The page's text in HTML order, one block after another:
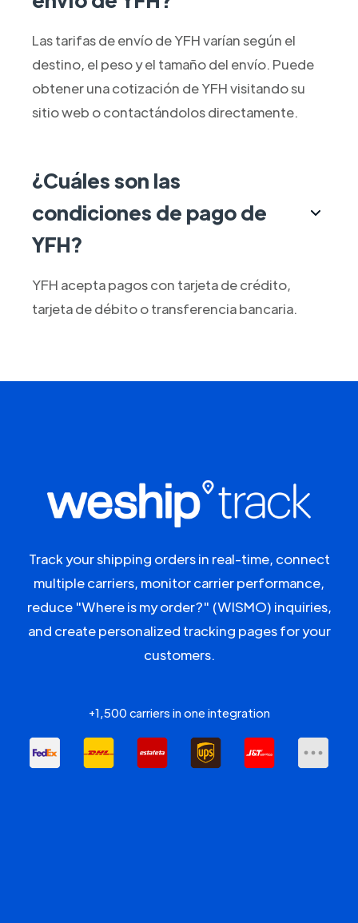
Las tarifas de envío de YFH varían según el
destino, el peso y el tamaño del envío. Puede
obtener una cotización de YFH visitando su
sitio web o contactándolos directamente.
¿Cuáles son las
condiciones de pago de
YFH?
YFH acepta pagos con tarjeta de crédito,
tarjeta de débito o transferencia bancaria.
Track your shipping orders in real-time, connect
multiple carriers, monitor carrier performance,
reduce "Where is my order?" (WISMO) inquiries,
and create personalized tracking pages for your
customers.
+1,500 carriers in one integration